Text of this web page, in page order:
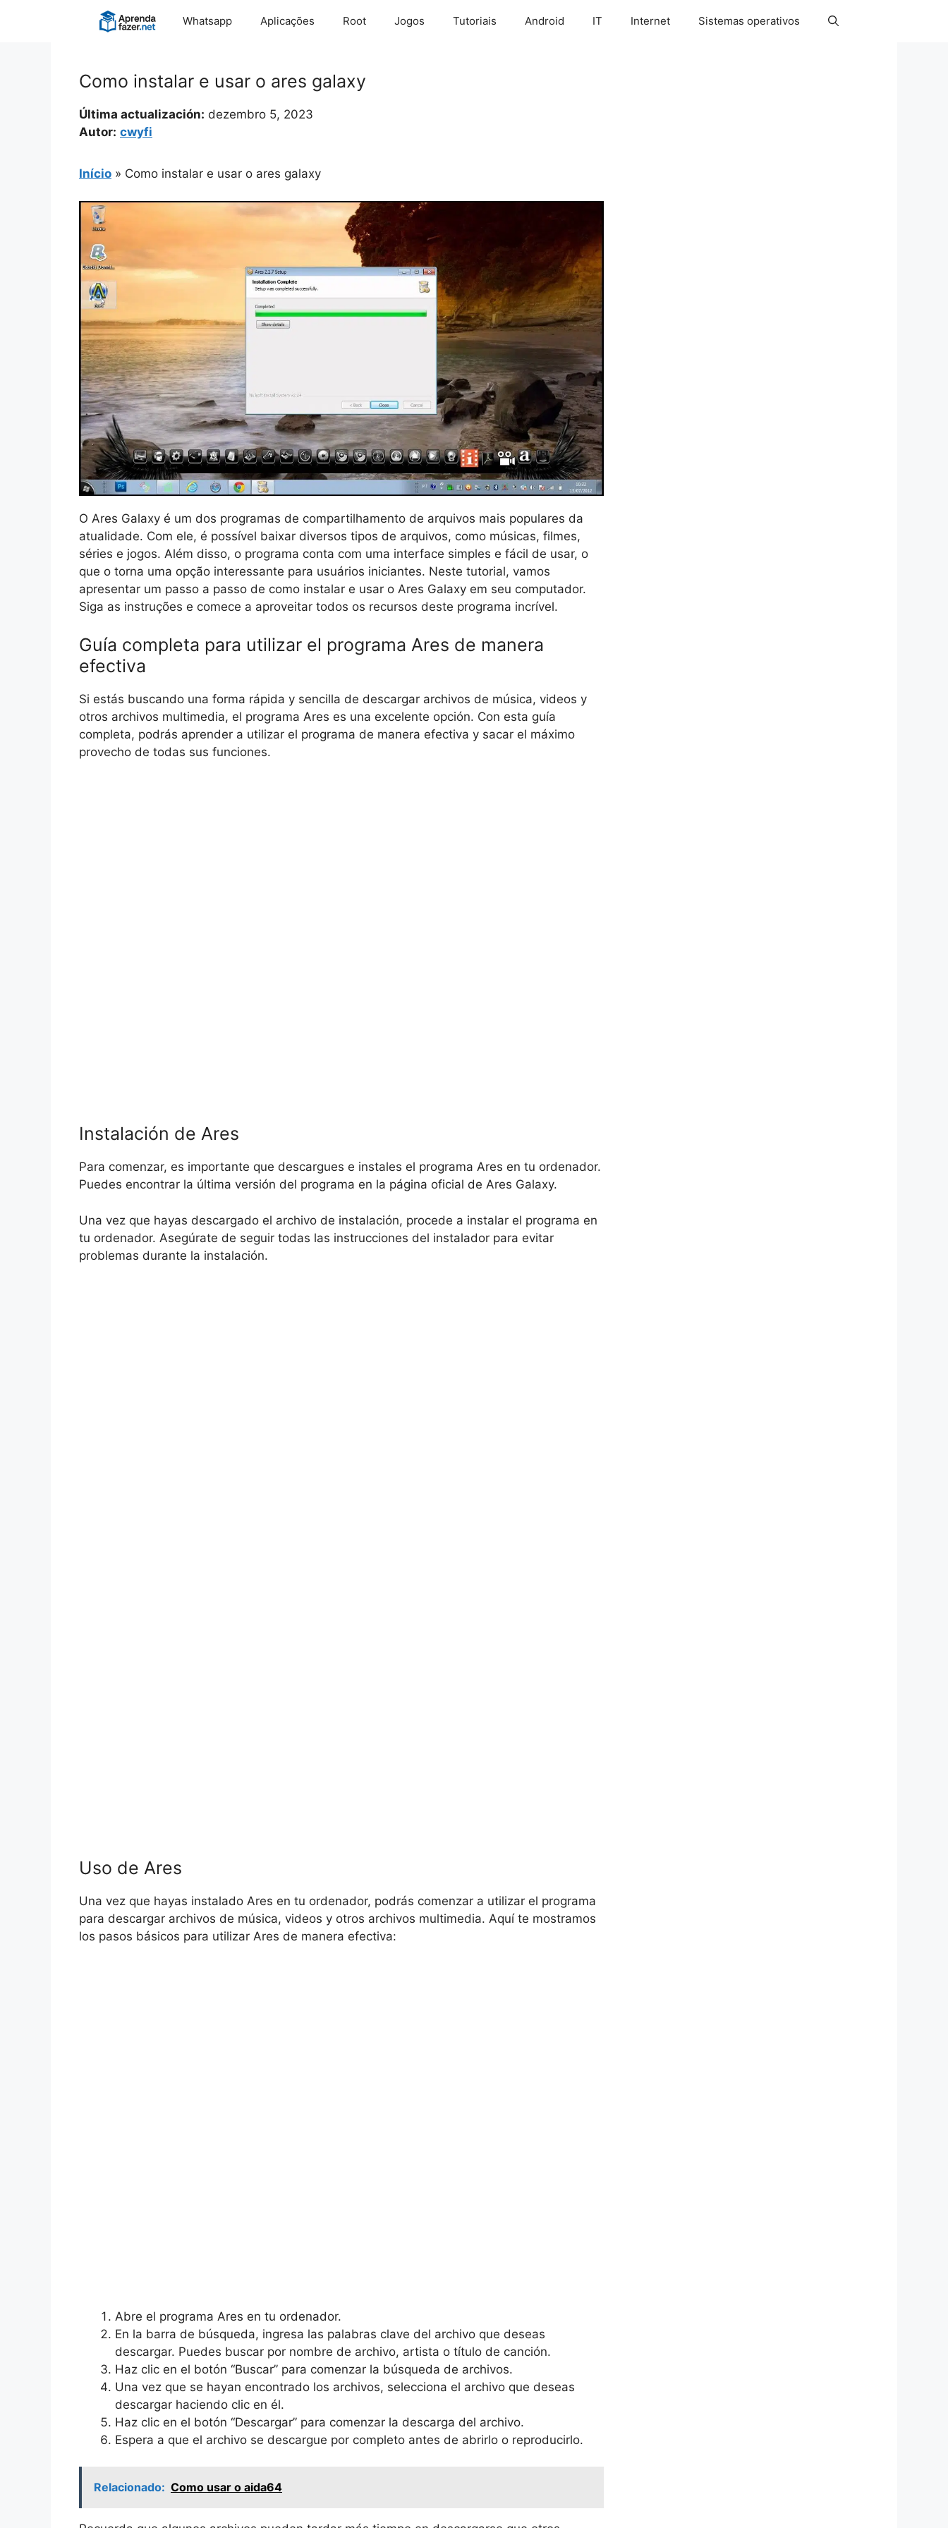
Whatsapp Aplicações Root Jogos Tutoriais Android IT Internet Sistemas operativos
Como instalar e usar o ares galaxy
Última actualización: dezembro 5, 2023
Autor: cwyfi
Início » Como instalar e usar o ares galaxy
O Ares Galaxy é um dos programas de compartilhamento de arquivos mais populares da
atualidade. Com ele, é possível baixar diversos tipos de arquivos, como músicas, filmes,
séries e jogos. Além disso, o programa conta com uma interface simples e fácil de usar, o
que o torna uma opção interessante para usuários iniciantes. Neste tutorial, vamos
apresentar um passo a passo de como instalar e usar o Ares Galaxy em seu computador.
Siga as instruções e comece a aproveitar todos os recursos deste programa incrível.
Guía completa para utilizar el programa Ares de manera
efectiva
Si estás buscando una forma rápida y sencilla de descargar archivos de música, videos y
otros archivos multimedia, el programa Ares es una excelente opción. Con esta guía
completa, podrás aprender a utilizar el programa de manera efectiva y sacar el máximo
provecho de todas sus funciones.
Instalación de Ares
Para comenzar, es importante que descargues e instales el programa Ares en tu ordenador.
Puedes encontrar la última versión del programa en la página oficial de Ares Galaxy.
Una vez que hayas descargado el archivo de instalación, procede a instalar el programa en
tu ordenador. Asegúrate de seguir todas las instrucciones del instalador para evitar
problemas durante la instalación.
Uso de Ares
Una vez que hayas instalado Ares en tu ordenador, podrás comenzar a utilizar el programa
para descargar archivos de música, videos y otros archivos multimedia. Aquí te mostramos
los pasos básicos para utilizar Ares de manera efectiva:
Abre el programa Ares en tu ordenador.
En la barra de búsqueda, ingresa las palabras clave del archivo que deseas
descargar. Puedes buscar por nombre de archivo, artista o título de canción.
Haz clic en el botón “Buscar” para comenzar la búsqueda de archivos.
Una vez que se hayan encontrado los archivos, selecciona el archivo que deseas
descargar haciendo clic en él.
Haz clic en el botón “Descargar” para comenzar la descarga del archivo.
Espera a que el archivo se descargue por completo antes de abrirlo o reproducirlo.
Relacionado: Como usar o aida64